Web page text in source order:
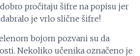
pročitaju šifre na popisu jer
je vrlo slične šifre!
bojom pozvani su da
Nekoliko učenika označeno je